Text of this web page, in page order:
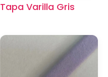
Tapa Varilla Gris